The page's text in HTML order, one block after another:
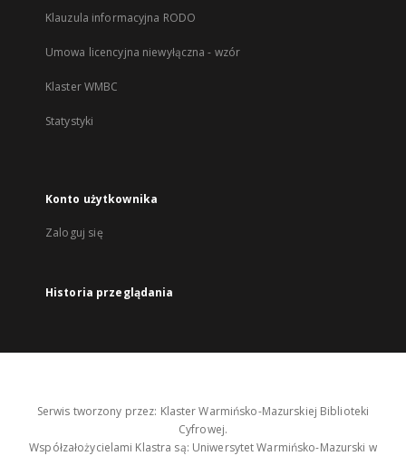
Klauzula informacyjna RODO
Umowa licencyjna niewyłączna - wzór
Klaster WMBC
Statystyki
Konto użytkownika
Zaloguj się
Historia przeglądania
Serwis tworzony przez: Klaster Warmińsko-Mazurskiej Biblioteki
Cyfrowej.
Współzałożycielami Klastra są: Uniwersytet Warmińsko-Mazurski w